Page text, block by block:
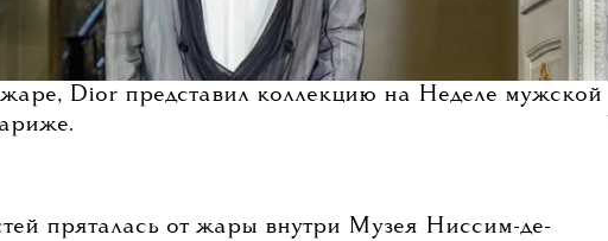
Dior представил коллекцию на Неделе мужской
пряталась от жары внутри Музея Ниссим-де-